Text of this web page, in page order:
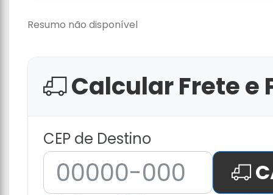
Resumo não disponível
Calcular Frete e
CEP de Destino